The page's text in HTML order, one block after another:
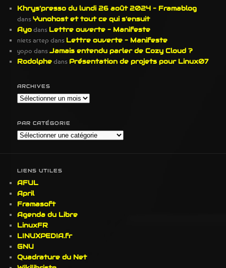
Khrys’presso du lundi 26 août 2024 – Framablog
dansYunohost et tout ce qui s’ensuit
Ayodans Lettre ouverte – Manifeste
niets artep dans Lettre ouverte – Manifeste
yopo dansJamais entendu parler de Cozy Cloud ?
Rodolphedans Présentation de projets pour Linux07
ARCHIVES
Archives
PAR CATÉGORIE
Par
LIENS UTILES
AFUL
April
Framasoft
Agenda du Libre
LinuxFR
LINUXPEDIA.fr
GNU
Quadrature du Net